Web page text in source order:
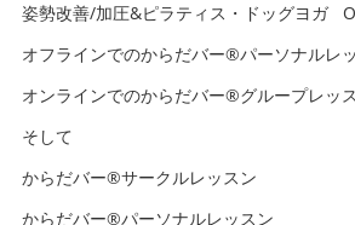
姿勢改善/加圧&ピラティス・ドッグヨガ
オフラインでのからだバー®️パーソナルレ
オンラインでのからだバー®️グループレッ
そして
からだバー®️サークルレッスン
からだバー®️パーソナルレッスン